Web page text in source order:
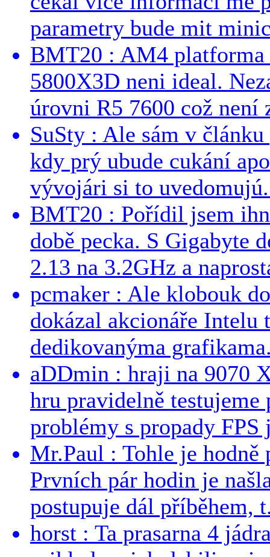
parametry bude mit
BMT20 : AM4 platforma
5800X3D neni ideal.
úrovni R5 7600 což není
SuSty : Ale sám v
kdy prý ubude cukání
vývojári si to
BMT20 : Pořídil jsem
době pecka. S Gigabyte
2.13 na 3.2GHz a
pcmaker : Ale klobouk
dokázal akcionáře Intelu
dedikovanýma
aDDmin : hraji na 9070
hru pravidelně testujeme
problémy s propady FPS
Mr.Paul : Tohle je hodně
Prvních pár hodin je
postupuje dál příběhem,
horst : Ta prasarna 4